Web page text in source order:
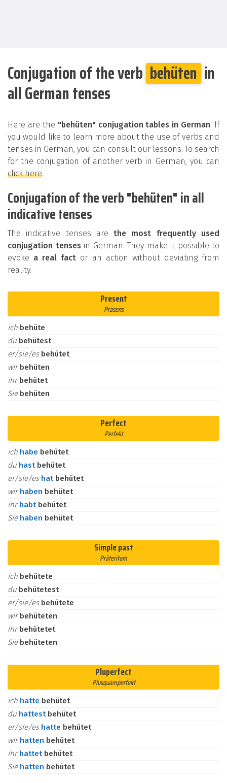
Conjugation of the verb behüten in
all German tenses
Here are the "behüten" conjugation tables in German. If
you would like to learn more about the use of verbs and
tenses in German, you can consult our lessons. To search
for the conjugation of another verb in German, you can
click here.
Conjugation of the verb "behüten" in all
indicative tenses
The indicative tenses arethe most frequently used
conjugation tenses in German. They make it possible to
evoke a real fact or an action without deviating from
reality.
Present
Präsens
ich behüte
du behütest
er/sie/es behütet
wirbehüten
ihrbehütet
Sie behüten
Perfect
Perfekt
ich habe behütet
du hast behütet
er/sie/es hat behütet
wirhaben behütet
ihrhabt behütet
Sie haben behütet
Simple past
Präteritum
ich behütete
du behütetest
er/sie/es behütete
wirbehüteten
ihrbehütetet
Sie behüteten
Pluperfect
Plusquamperfekt
ich hatte behütet
du hattest behütet
er/sie/es hatte behütet
wirhatten behütet
ihrhattet behütet
Sie hatten behütet